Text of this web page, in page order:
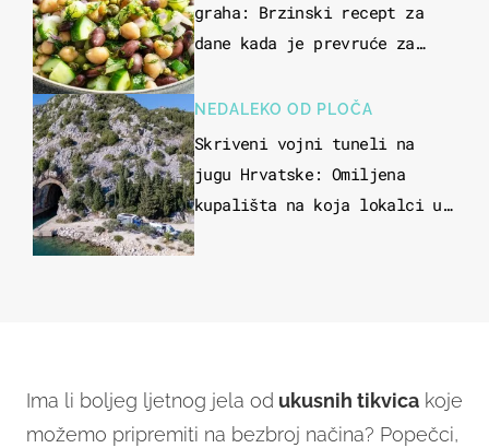
graha: Brzinski recept za
dane kada je prevruće za
NEDALEKO OD PLOČA
Skriveni vojni tuneli na
jugu Hrvatske: Omiljena
kupališta na koja lokalci u
Ima li boljeg ljetnog jela od ukusnih tikvica koje
možemo pripremiti na bezbroj načina? Popečci,